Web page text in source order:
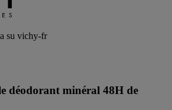
su vichy-fr
déodorant minéral 48H de